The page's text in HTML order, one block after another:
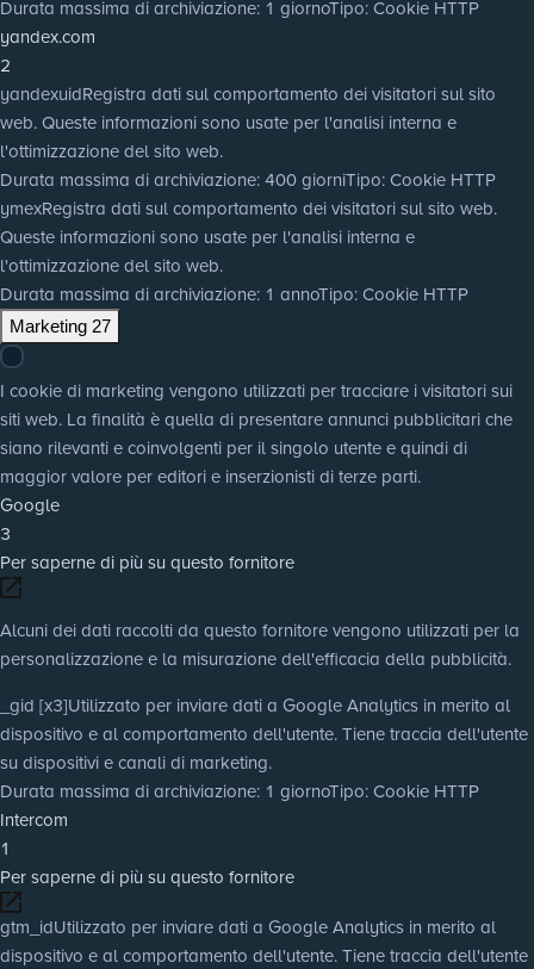
Durata massima di archiviazione: 1 giornoTipo: Cookie HTTP
yandex.com
2
yandexuidRegistra dati sul comportamento dei visitatori sul sito
web. Queste informazioni sono usate per l'analisi interna e
l'ottimizzazione del sito web.
Durata massima di archiviazione: 400 giorniTipo: Cookie HTTP
ymexRegistra dati sul comportamento dei visitatori sul sito web.
Queste informazioni sono usate per l'analisi interna e
l'ottimizzazione del sito web.
Durata massima di archiviazione: 1 annoTipo: Cookie HTTP
Marketing 27
I cookie di marketing vengono utilizzati per tracciare i visitatori sui
siti web. La finalità è quella di presentare annunci pubblicitari che
siano rilevanti e coinvolgenti per il singolo utente e quindi di
maggior valore per editori e inserzionisti di terze parti.
Google
3
Per saperne di più su questo fornitore
Alcuni dei dati raccolti da questo fornitore vengono utilizzati per la
personalizzazione e la misurazione dell'efficacia della pubblicità.
_gid [x3]Utilizzato per inviare dati a Google Analytics in merito al
dispositivo e al comportamento dell'utente. Tiene traccia dell'utente
su dispositivi e canali di marketing.
Durata massima di archiviazione: 1 giornoTipo: Cookie HTTP
Intercom
1
Per saperne di più su questo fornitore
gtm_idUtilizzato per inviare dati a Google Analytics in merito al
dispositivo e al comportamento dell'utente. Tiene traccia dell'utente